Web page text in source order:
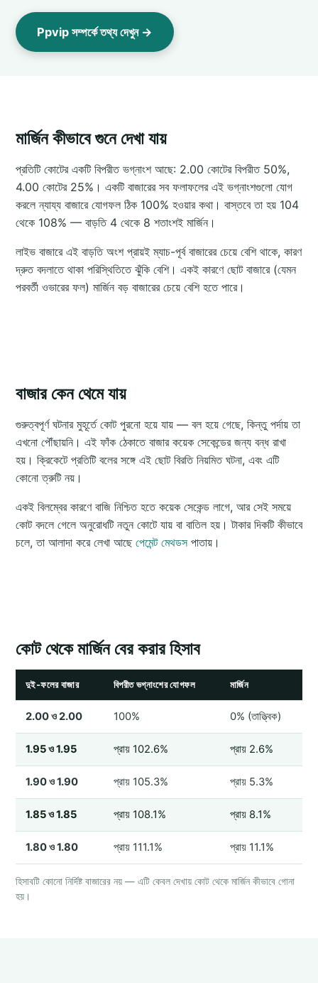
Ppvip সম্পর্কে তথ্য দেখুন →
মার্জিন কীভাবে গুনে দেখা যায়
প্রতিটি কোটের একটি বিপরীত ভগ্নাংশ আছে: 2.00 কোটের বিপরীত 50%,
4.00 কোটের 25%। একটি বাজারের সব ফলাফলের এই ভগ্নাংশগুলো যোগ
করলে ন্যায্য বাজারে যোগফল ঠিক 100% হওয়ার কথা। বাস্তবে তা হয় 104
থেকে 108% — বাড়তি 4 থেকে 8 শতাংশই মার্জিন।
লাইভ বাজারে এই বাড়তি অংশ প্রায়ই ম্যাচ-পূর্ব বাজারের চেয়ে বেশি থাকে, কারণ
দ্রুত বদলাতে থাকা পরিস্থিতিতে ঝুঁকি বেশি। একই কারণে ছোট বাজারে (যেমন
পরবর্তী ওভারের ফল) মার্জিন বড় বাজারের চেয়ে বেশি হতে পারে।
বাজার কেন থেমে যায়
গুরুত্বপূর্ণ ঘটনার মুহূর্তে কোট পুরনো হয়ে যায় — বল হয়ে গেছে, কিন্তু পর্দায় তা
এখনো পৌঁছায়নি। এই ফাঁক ঠেকাতে বাজার কয়েক সেকেন্ডের জন্য বন্ধ রাখা
হয়। ক্রিকেটে প্রতিটি বলের সঙ্গে এই ছোট বিরতি নিয়মিত ঘটনা, এবং এটি
কোনো ত্রুটি নয়।
একই বিলম্বের কারণে বাজি নিশ্চিত হতে কয়েক সেকেন্ড লাগে, আর সেই সময়ে
কোট বদলে গেলে অনুরোধটি নতুন কোটে যায় বা বাতিল হয়। টাকার দিকটি কীভাবে
চলে, তা আলাদা করে লেখা আছে পেমেন্ট মেথডসপাতায়।
কোট থেকে মার্জিন বের করার হিসাব
দুই-ফলের বাজার বিপরীত ভগ্নাংশের যোগফল মার্জিন
2.00 ও 2.00 100% 0% (তাত্ত্বিক)
1.95 ও 1.95 প্রায় 102.6% প্রায় 2.6%
1.90 ও 1.90 প্রায় 105.3% প্রায় 5.3%
1.85 ও 1.85 প্রায় 108.1% প্রায় 8.1%
1.80 ও 1.80 প্রায় 111.1% প্রায় 11.1%
হিসাবটি কোনো নির্দিষ্ট বাজারের নয় — এটি কেবল দেখায় কোট থেকে মার্জিন কীভাবে গোনা
হয়।